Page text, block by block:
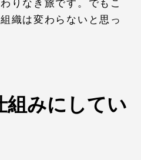
りなき旅です。でもこ
織は変わらないと思っ
組みにしてい